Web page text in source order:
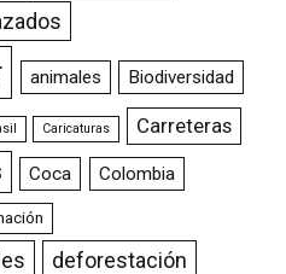
animales Biodiversidad
Caricaturas Carreteras
Coca Colombia
deforestación